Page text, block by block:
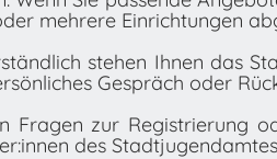
mehrere Einrichtungen
stehen Ihnen das
Gespräch oder
Fragen zur Registrierung
des